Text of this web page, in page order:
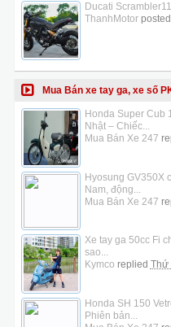
Ducati
ThanhMotorposted
Mua Bán xe tay ga, xe số
Honda Super Cub
Nhật – Chiếc...
Mua Bán Xe 247
Hyosung GV350X
Nam, động...
Mua Bán Xe 247
Xe tay ga 50cc Fi
sao...
Kymco replied Thứ
Honda SH 150
Phiên bản...